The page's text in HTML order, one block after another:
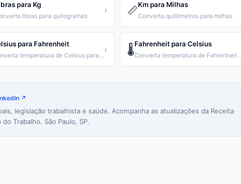
para Kg
libras para quilogramas
› 📏Km para Milhas
Converta quilômetros para milhas
para Fahrenheit
Converta temperatura de Celsius para Fahrenheit
› 🌡️Fahrenheit para Celsius
Converta
↗
legislação trabalhista e saúde. Acompanha as atualizações da Receita
Trabalho. São Paulo, SP.